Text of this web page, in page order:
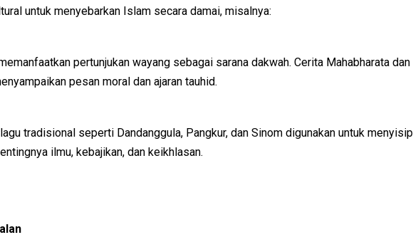
untuk menyebarkan Islam secara damai, misalnya:
pertunjukan wayang sebagai sarana dakwah. Cerita Mahabharata dan
pesan moral dan ajaran tauhid.
tradisional seperti Dandanggula, Pangkur, dan Sinom digunakan untuk
ilmu, kebajikan, dan keikhlasan.